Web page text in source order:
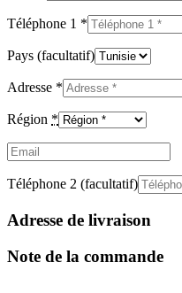
Téléphone 1 *
Pays (facultatif)
Adresse *
Région *
Email
Téléphone 2 (facultatif)
Adresse de livraison
Note de la commande